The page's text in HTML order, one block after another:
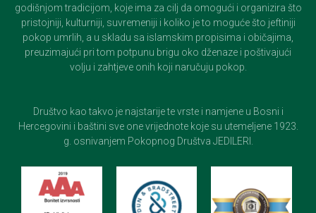
godišnjom tradicijom, koje ima za cilj da omogući i organizira što
pristojniji, kulturniji, suvremeniji i koliko je to moguće što jeftiniji
pokop umrlih, a u skladu sa islamskim propisima i običajima,
preuzimajući pri tom potpunu brigu oko dženaze i poštivajući
volju i zahtjeve onih koji naručuju pokop.
Društvo kao takvo je najstarije te vrste i namjene u Bosni i
Hercegovini i baštini sve one vrijednote koje su utemeljene 1923.
g. osnivanjem Pokopnog Društva JEDILERI.